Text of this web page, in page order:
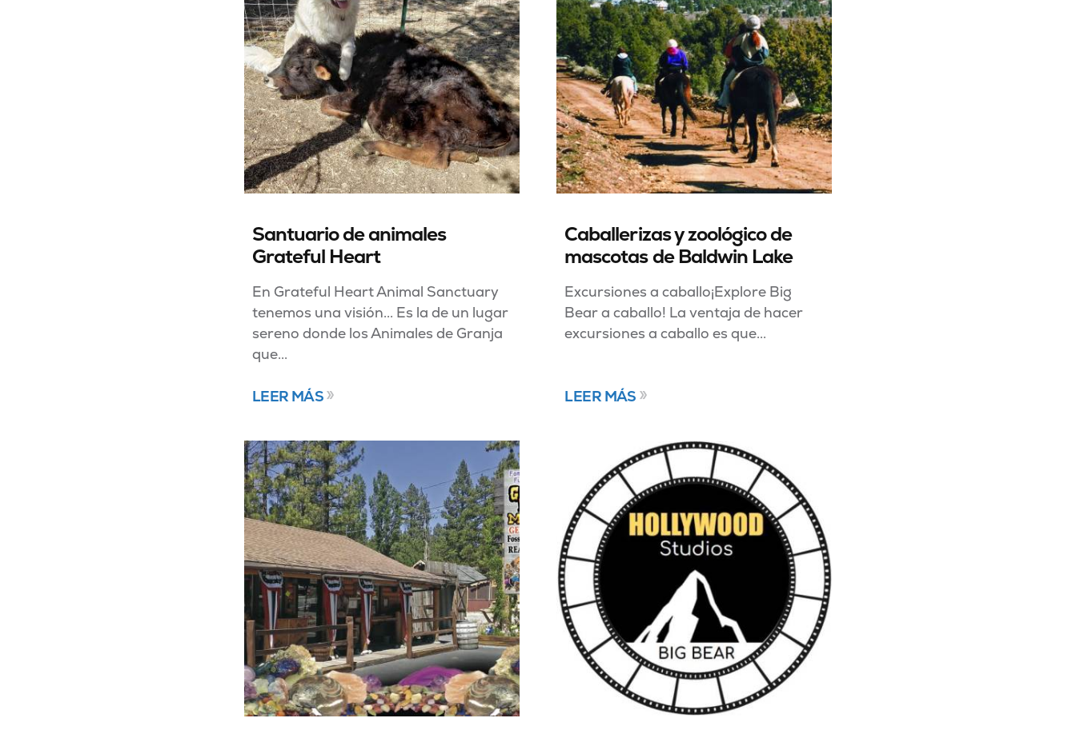
Santuario de animales
Grateful Heart
En Grateful Heart Animal Sanctuary
tenemos una visión... Es la de un lugar
sereno donde los Animales de Granja
que...
LEER MÁS
Caballerizas y zoológico de
mascotas de Baldwin Lake
Excursiones a caballo¡Explore Big
Bear a caballo! La ventaja de hacer
excursiones a caballo es que...
LEER MÁS